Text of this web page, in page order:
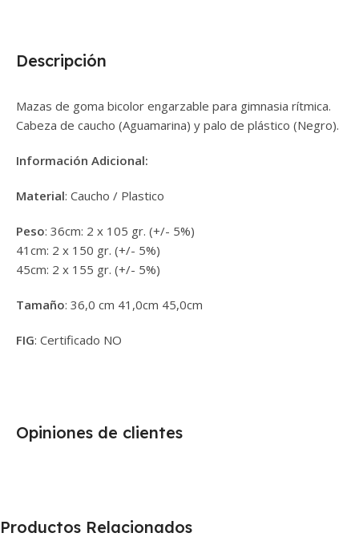
Descripción
Mazas de goma bicolor engarzable para gimnasia rítmica.
Cabeza de caucho (Aguamarina) y palo de plástico (Negro).
Información Adicional:
Material: Caucho / Plastico
Peso: 36cm: 2 x 105 gr. (+/- 5%)
41cm: 2 x 150 gr. (+/- 5%)
45cm: 2 x 155 gr. (+/- 5%)
Tamaño: 36,0 cm 41,0cm 45,0cm
FIG: Certificado NO
Opiniones de clientes
Productos Relacionados